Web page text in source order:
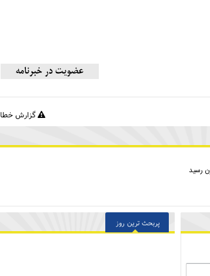
گزارش خطا
پربحث ترین روز